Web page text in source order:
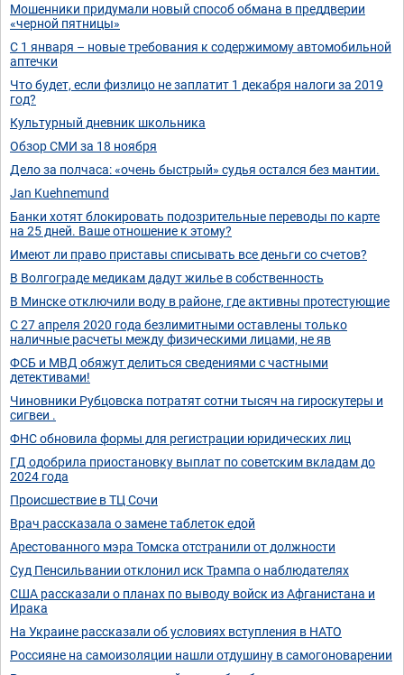
Мошенники придумали новый способ обмана в преддверии
«черной пятницы»
С 1 января – новые требования к содержимому автомобильной
аптечки
Что будет, если физлицо не заплатит 1 декабря налоги за 2019
год?
Культурный дневник школьника
Обзор СМИ за 18 ноября
Дело за полчаса: «очень быстрый» судья остался без мантии.
Jan Kuehnemund
Банки хотят блокировать подозрительные переводы по карте
на 25 дней. Ваше отношение к этому?
Имеют ли право приставы списывать все деньги со счетов?
В Волгограде медикам дадут жилье в собственность
В Минске отключили воду в районе, где активны протестующие
С 27 апреля 2020 года безлимитными оставлены только
наличные расчеты между физическими лицами, не яв
ФСБ и МВД обяжут делиться сведениями с частными
детективами!
Чиновники Рубцовска потратят сотни тысяч на гироскутеры и
сигвеи .
ФНС обновила формы для регистрации юридических лиц
ГД одобрила приостановку выплат по советским вкладам до
2024 года
Происшествие в ТЦ Сочи
Врач рассказала о замене таблеток едой
Арестованного мэра Томска отстранили от должности
Суд Пенсильвании отклонил иск Трампа о наблюдателях
США рассказали о планах по выводу войск из Афганистана и
Ирака
На Украине рассказали об условиях вступления в НАТО
Россияне на самоизоляции нашли отдушину в самогоноварении